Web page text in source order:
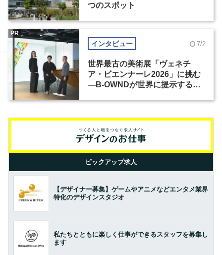
つのスポット
インタビュー 7/2
世界最古の美術展「ヴェネチ
ア・ビエンナーレ2026」に挑む
―B-OWNDが世界に提示する美
PR
ピックアップ求人
【デザイナー募集】ゲームやアニメなどエンタメ業界
特化のデザインスタジオ
私たちとともに楽しく仕事ができるスタッフを募集し
ます